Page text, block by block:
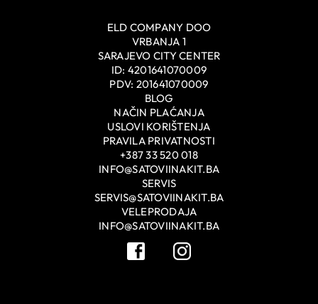
ELD COMPANY DOO
VRBANJA 1
SARAJEVO CITY CENTER
ID: 4201641070009
PDV: 201641070009
BLOG
NAČIN PLAĆANJA
USLOVI KORIŠTENJA
PRAVILA PRIVATNOSTI
+387 33 520 018
INFO@SATOVIINAKIT.BA
SERVIS
SERVIS@SATOVIINAKIT.BA
VELEPRODAJA
INFO@SATOVIINAKIT.BA